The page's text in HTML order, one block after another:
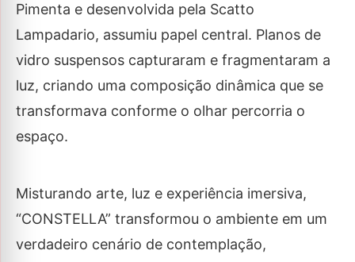
Pimenta e desenvolvida pela Scatto
Lampadario, assumiu papel central. Planos de
vidro suspensos capturaram e fragmentaram a
luz, criando uma composição dinâmica que se
transformava conforme o olhar percorria o
espaço.
Misturando arte, luz e experiência imersiva,
“CONSTELLA” transformou o ambiente em um
verdadeiro cenário de contemplação,